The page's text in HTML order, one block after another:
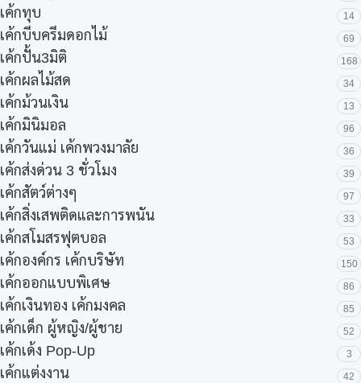
เค้กทุบ 14
เค้กบีบครีมดอกไม้ 69
เค้กปั้น3มิติ 168
เค้กผลไม้สด 34
เค้กม้วนเงิน 13
เค้กมินิมอล 96
เค้กวันแม่ เค้กพวงมาลัย 36
เค้กส่งด่วน 3 ชั่วโมง 39
เค้กสัตว์ต่างๆ 97
เค้กสิ่งเสพติดและการพนัน 33
เค้กสโมสรฟุตบอล 53
เค้กองค์กร เค้กบริษัท 150
เค้กออกแบบพิเศษ 86
เค้กเงินทอง เค้กมงคล 85
เค้กเด็ก ผู้หญิง/ผู้ชาย 52
เค้กเด้ง Pop-Up 3
เค้กแต่งงาน 42